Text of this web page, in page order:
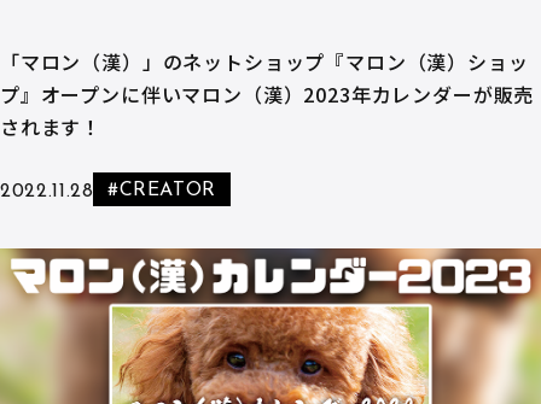
「マロン（漢）」のネットショップ『マロン（漢）ショッ
プ』オープンに伴いマロン（漢）2023年カレンダーが販売
されます！
2022.11.28 #CREATOR